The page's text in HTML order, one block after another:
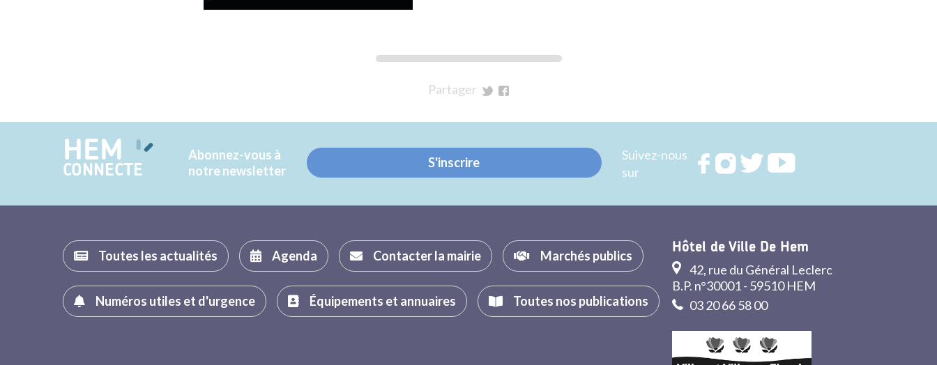
Partager
Twitter
Facebook
HEM
CONNECTE
Abonnez-vous à
notre newsletter
S'inscrire
Suivez-nous
sur
RejoignezRejoignezRejoignez
Toutes les actualités Agenda Contacter la mairie Marchés publics
Numéros utiles et d'urgence Équipements et annuaires Toutes nos publications
Hôtel de Ville De Hem
42, rue du Général Leclerc
B.P. n°30001 - 59510 HEM
03 20 66 58 00